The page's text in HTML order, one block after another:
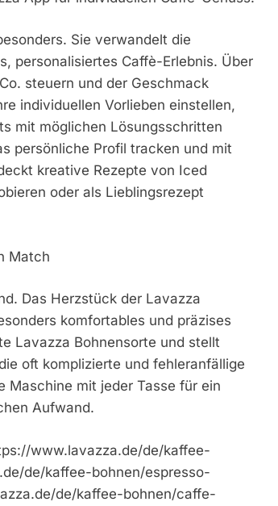
Sie verwandelt die
personalisiertes Caffè-Erlebnis. Über
steuern und der Geschmack
individuellen Vorlieben einstellen,
mit möglichen Lösungsschritten
persönliche Profil tracken und mit
kreative Rezepte von Iced
oder als Lieblingsrezept
Match
Das Herzstück der Lavazza
komfortables und präzises
Lavazza Bohnensorte und stellt
oft komplizierte und fehleranfällige
Maschine mit jeder Tasse für ein
Aufwand.
www.lavazza.de/de/kaffee-
de/kaffee-bohnen/espresso-
de/kaffee-bohnen/caffe-